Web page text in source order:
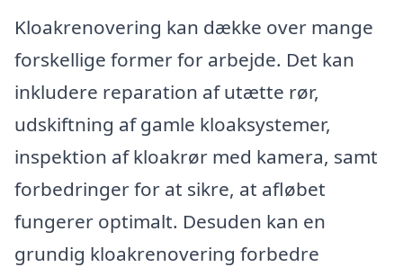
Kloakrenovering kan dække over mange
forskellige former for arbejde. Det kan
inkludere reparation af utætte rør,
udskiftning af gamle kloaksystemer,
inspektion af kloakrør med kamera, samt
forbedringer for at sikre, at afløbet
fungerer optimalt. Desuden kan en
grundig kloakrenovering forbedre